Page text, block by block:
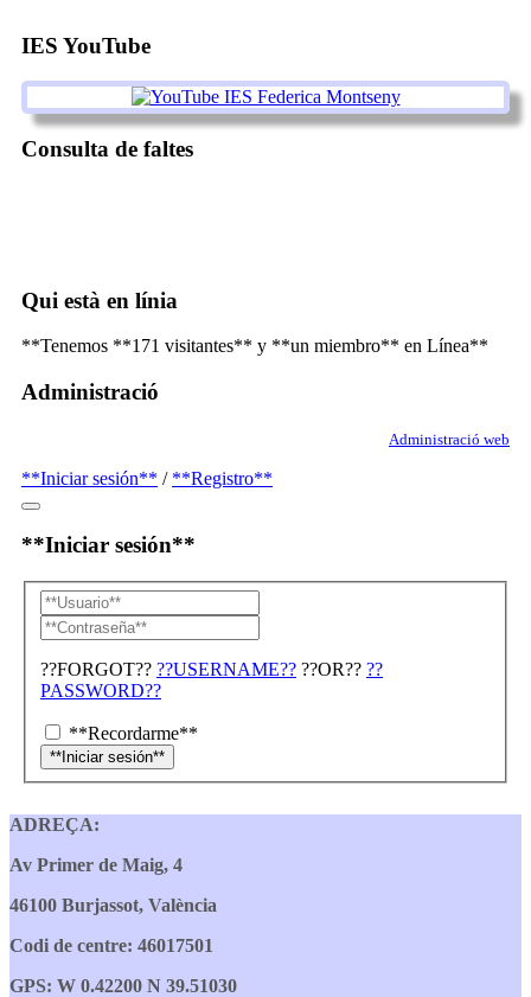
IES YouTube
Consulta de faltes
Qui està en línia
**Tenemos **171 visitantes** y **un miembro** en Línea**
Administració
Administració web
**Iniciar sesión** / **Registro**
**Iniciar sesión**
??FORGOT?? ??USERNAME?? ??OR?? ??
PASSWORD??
**Recordarme**
ADREÇA:
Av Primer de Maig, 4
46100 Burjassot, València
Codi de centre: 46017501
GPS: W 0.42200 N 39.51030